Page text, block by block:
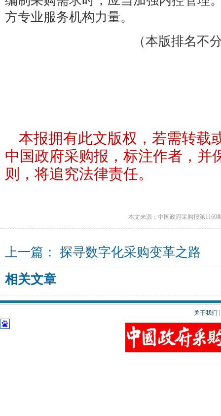
方专业服务机构力量。
（本版排名不
本报拥有此文版权，若需转载
中国政府采购报，标注作者，并
则，将追究法律责任。
本文来源：中国政府采购报第1169
上一篇： 探寻数字化采购变革之路
相关文章
关于我们